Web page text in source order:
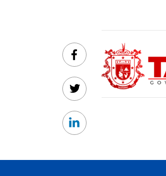
Facebook
Twitter
Linkedin